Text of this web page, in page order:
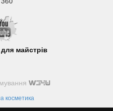
майстрів
косметика